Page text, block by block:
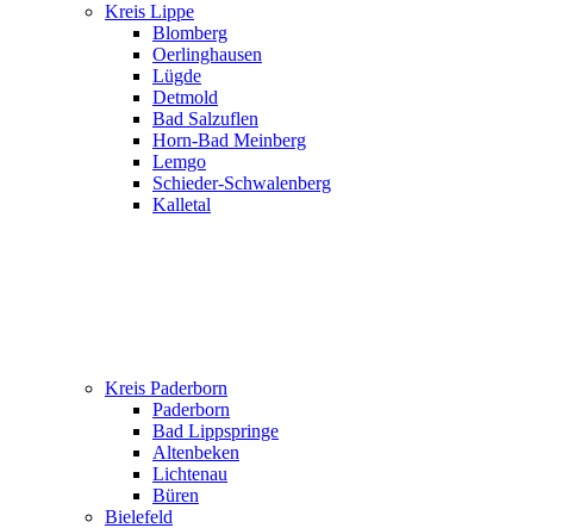
Kreis Lippe
Blomberg
Oerlinghausen
Lügde
Detmold
Bad Salzuflen
Horn-Bad Meinberg
Lemgo
Schieder-Schwalenberg
Kalletal
Kreis Paderborn
Paderborn
Bad Lippspringe
Altenbeken
Lichtenau
Büren
Bielefeld